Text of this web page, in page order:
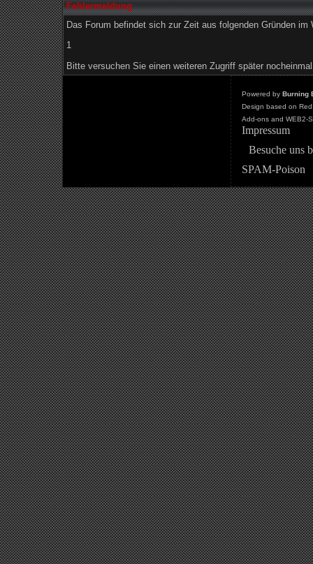
Fehlermeldung
Das Forum befindet sich zur Zeit aus folgenden Gründen im
1
Bitte versuchen Sie einen weiteren Zugriff später
Powered by Burning
Design based on
Add-ons and WEB2-
Impressum
Besuche uns
SPAM-Poison